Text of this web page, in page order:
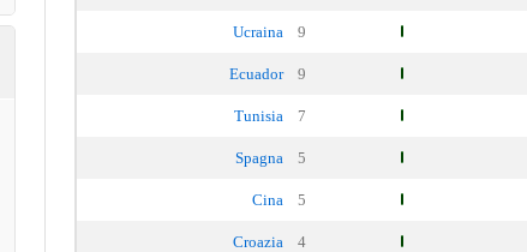
Ucraina 9
Ecuador 9
Tunisia 7
Spagna 5
Cina 5
Croazia 4